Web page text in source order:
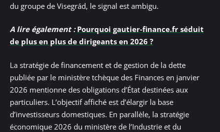
du groupe de Visegrád, le signal est ambigu.
A lire également : Pourquoi gautier-finance.fr séduit
de plus en plus de dirigeants en 2026 ?
La stratégie de financement et de gestion de la dette
publiée par le ministère tchèque des Finances en janvier
2026 mentionne des obligations d’État destinées aux
particuliers. L’objectif affiché est d’élargir la base
d’investisseurs domestiques. En parallèle, la stratégie
économique 2026 du ministère de l’Industrie et du